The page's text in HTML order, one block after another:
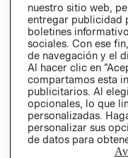
Ecuador ($)
CAMBIAR REGIÓN
nuestro sitio web,
entregar publicidad
boletines
sociales. Con ese
de navegación y el
Al hacer clic en
compartamos esta
publicitarios. Al
opcionales, lo que
personalizadas.
personalizar sus
de datos para